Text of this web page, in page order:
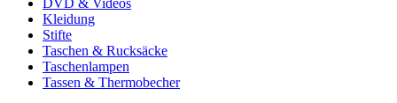
Kleidung
Stifte
Taschen & Rucksäcke
Taschenlampen
Tassen & Thermobecher